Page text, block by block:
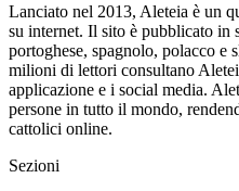
Lanciato nel 2013, Aleteia è un
su internet. Il sito è pubblicato in
portoghese, spagnolo, polacco e
milioni di lettori consultano
applicazione e i social media.
persone in tutto il mondo,
cattolici online.
Sezioni